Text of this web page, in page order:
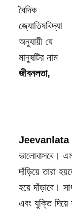
বৈদিক
জ্যোতিষবিদ্যা
অনুযায়ী যে
মানুষটির নাম
জীবনলতা,
Jeevanlata
ভালোবাসবে।
দাঁড়িয়ে তারা
হয়ে দাঁড়াবে।
এবং যুক্তি দিয়ে